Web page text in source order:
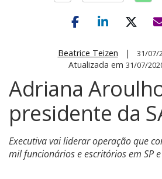
Beatrice Teizen | 31/07/
Atualizada em 31/07/
Adriana
presidente da
Executiva vai liderar operação que
mil funcionários e escritórios em SP